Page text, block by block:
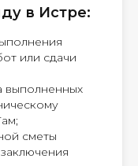
в Истре:
или сдачи
выполненных
сметы